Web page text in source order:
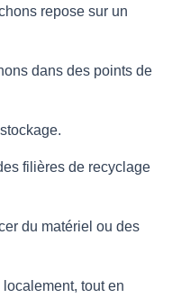
repose sur un
dans des points de
filières de recyclage
du matériel ou des
tout en